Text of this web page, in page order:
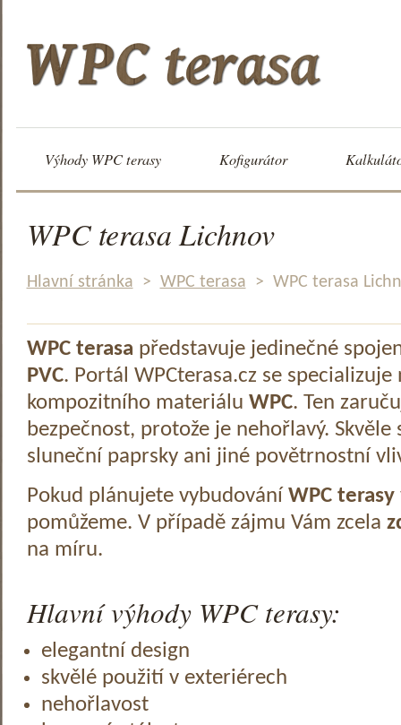
Výhody WPC terasy Kofigurátor
WPC terasa Lichnov
Hlavní stránka > WPC terasa > WPC terasa
WPC terasa představuje jedinečné
PVC. Portál WPCterasa.cz se specializuje
kompozitního materiálu WPC. Ten
bezpečnost, protože je nehořlavý.
sluneční paprsky ani jiné povětrnostní
Pokud plánujete vybudování WPC terasy
pomůžeme. V případě zájmu Vám zcela
na míru.
Hlavní výhody WPC terasy:
elegantní design
skvělé použití v exteriérech
nehořlavost